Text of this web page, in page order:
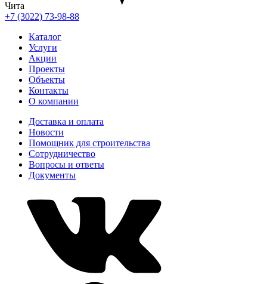
Чита
+7 (3022) 73-98-88
Каталог
Услуги
Акции
Проекты
Объекты
Контакты
О компании
Доставка и оплата
Новости
Помощник для строительства
Сотрудничество
Вопросы и ответы
Документы